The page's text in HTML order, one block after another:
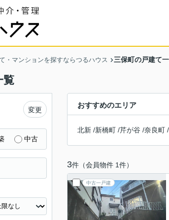
・マンションを探すならつるハウス 三保町の戸建て
覧
おすすめのエリア
北新 /新橋町 /芹が谷 /奈良町 /
3件（会員物件 1件）
中古一戸建
変更
中古